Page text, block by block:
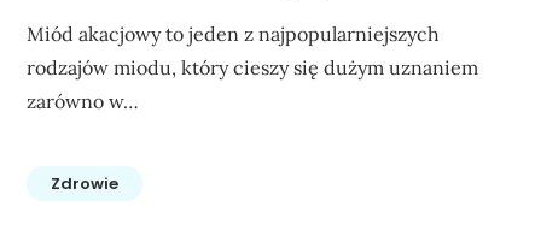
Miód akacjowy to jeden z najpopularniejszych
rodzajów miodu, który cieszy się dużym uznaniem
zarówno w…
Zdrowie